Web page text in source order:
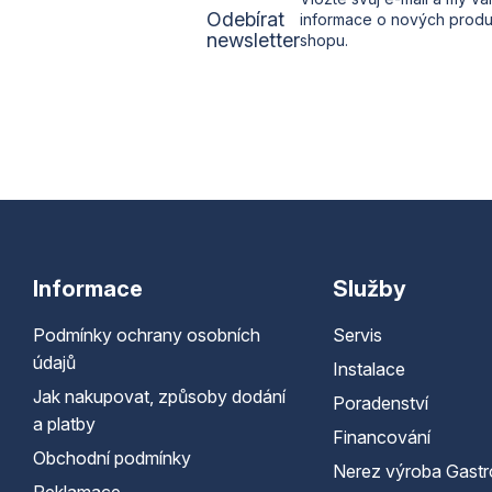
Odebírat
newsletter
informace o nových
shopu.
Informace
Podmínky ochrany osobních
údajů
Jak nakupovat, způsoby dodání
a platby
Obchodní podmínky
Služby
Servis
Instalace
Poradenství
Financování
Nerez výroba